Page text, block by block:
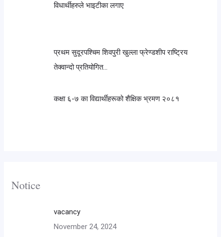
विधार्थीहरुले भाइटीका लगाए
प्रथम सुदूरपश्चिम शिवपुरी खुल्ला फ्रेण्डशीप राष्ट्रिय
तेक्वान्दो प्रतियोगित…
कक्षा ६-७ का विद्यार्थीहरूको शैक्षिक भ्रमण २०८१
Notice
vacancy
November 24, 2024